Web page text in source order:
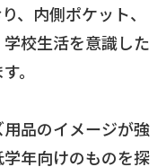
、内側ポケット、
校生活を意識した
。
品のイメージが強
年向けのものを探